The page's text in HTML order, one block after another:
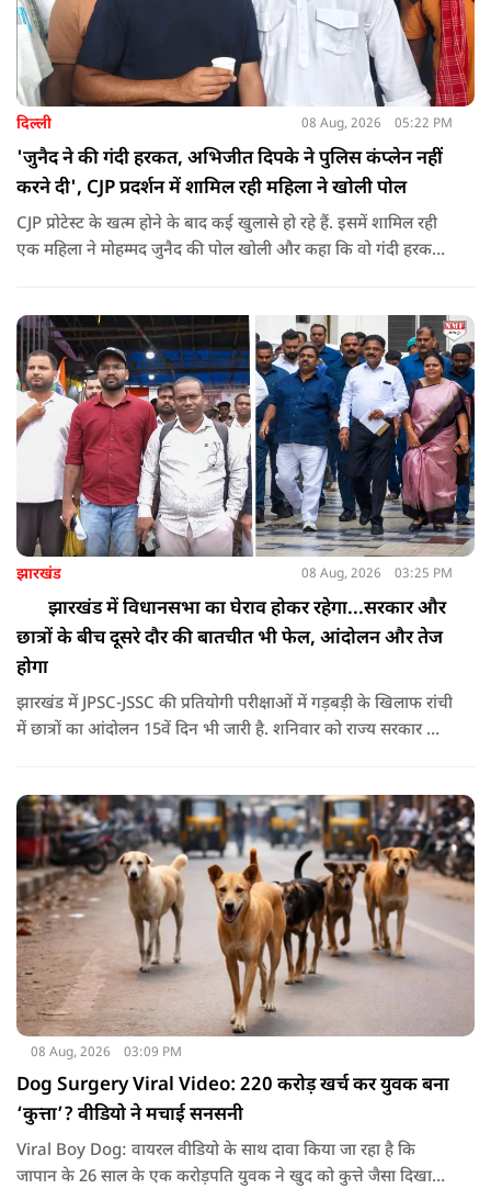
दिल्ली 08 Aug, 2026 05:22 PM
'जुनैद ने की गंदी हरकत, अभिजीत दिपके ने पुलिस कंप्लेन नहीं
करने दी', CJP प्रदर्शन में शामिल रही महिला ने खोली पोल
CJP प्रोटेस्ट के खत्म होने के बाद कई खुलासे हो रहे हैं. इसमें शामिल रही
एक महिला ने मोहम्मद जुनैद की पोल खोली और कहा कि वो गंदी हरकतें
दिया.
झारखंड 08 Aug, 2026 03:25 PM
झारखंड में विधानसभा का घेराव होकर रहेगा...सरकार और
छात्रों के बीच दूसरे दौर की बातचीत भी फेल, आंदोलन और तेज
होगा
झारखंड में JPSC-JSSC की प्रतियोगी परीक्षाओं में गड़बड़ी के खिलाफ रांची
में छात्रों का आंदोलन 15वें दिन भी जारी है. शनिवार को राज्य सरकार और
08 Aug, 2026 03:09 PM
Dog Surgery Viral Video: 220 करोड़ खर्च कर युवक बना
‘कुत्ता’? वीडियो ने मचाई सनसनी
Viral Boy Dog: वायरल वीडियो के साथ दावा किया जा रहा है कि
जापान के 26 साल के एक करोड़पति युवक ने खुद को कुत्ते जैसा दिखाने